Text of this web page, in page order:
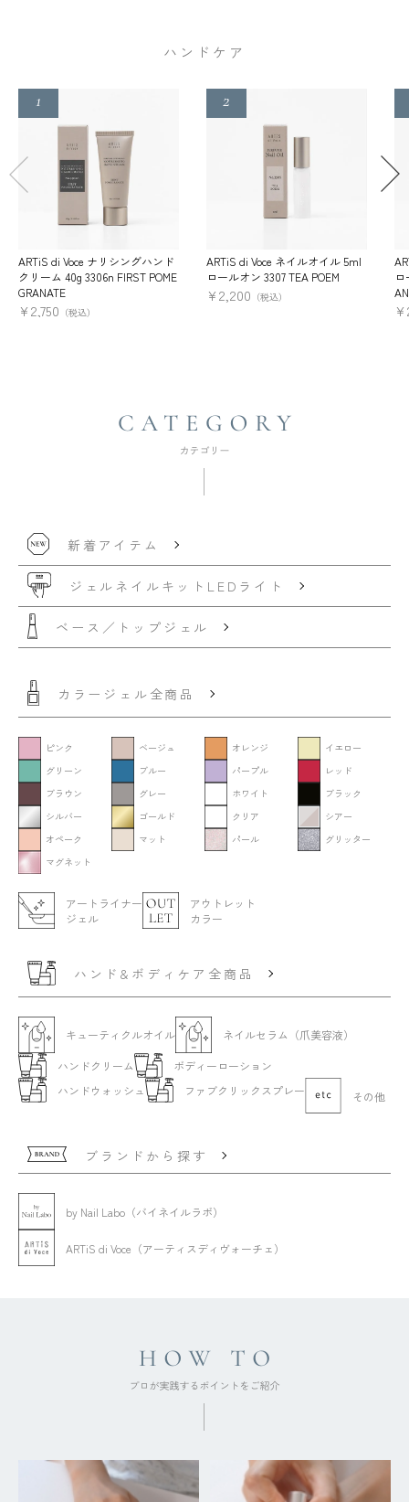
ハンドケア
ARTiS di Voce ナリシングハンド
クリーム 40g 3306n FIRST POME
GRANATE
¥2,750 （税込）
ARTiS di Voce ネイルオイル 5ml
ロールオン 3307 TEA POEM
¥2,200 （税込）
¥
新着アイテム
ジェルネイルキット LEDライト
ベース／トップジェル
カラージェル全商品
ピンク ベージュ オレンジ
イエロー
グリーン
ブルー パープル
レッド
ブラウン
グレー ホワイト
ブラック
シルバー
ゴールド クリア
シアー
オペーク
マット パール
グリッター
マグネット
アートライナー
ジェル
アウトレット
カラー
ハンド&ボディケア全商品
キューティクルオイル
ネイルセラム（爪美容液）
ハンドクリーム
ボディーローション
ハンドウォッシュ
ファブクリックスプレー その他
ブランドから探す
by Nail Labo（バイネイルラボ）
ARTiS di Voce（アーティスディヴォーチェ）